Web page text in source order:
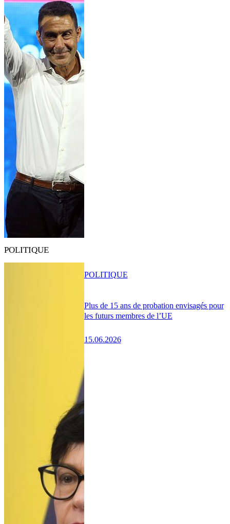
POLITIQUE
Plus de 15 ans de probation envisagés pour
les futurs membres de l’UE
15.06.2026
POLITIQUE